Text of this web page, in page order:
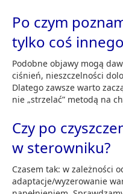
Po czym
tylko coś
Podobne objawy mogą
ciśnień, nieszczelności
Dlatego zawsze warto
nie „strzelać” metodą na
Czy po
w sterowniku?
Czasem tak: w zależności
adaptacje/wyzerowanie